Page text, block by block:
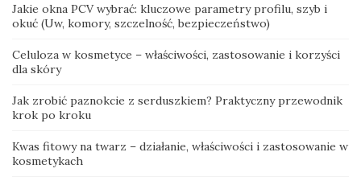
Jakie okna PCV wybrać: kluczowe parametry profilu, szyb i
okuć (Uw, komory, szczelność, bezpieczeństwo)
Celuloza w kosmetyce – właściwości, zastosowanie i korzyści
dla skóry
Jak zrobić paznokcie z serduszkiem? Praktyczny przewodnik
krok po kroku
Kwas fitowy na twarz – działanie, właściwości i zastosowanie w
kosmetykach